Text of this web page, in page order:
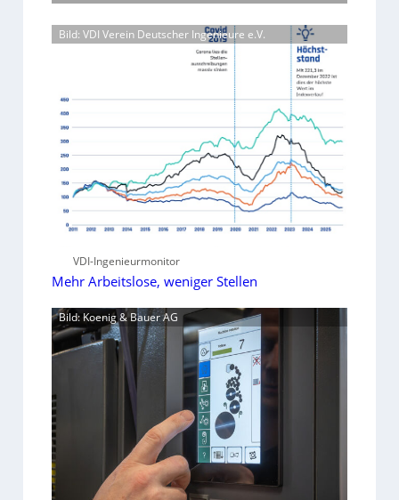
Bild: VDI Verein Deutscher Ingenieure e.V.
VDI-Ingenieurmonitor
Mehr Arbeitslose, weniger Stellen
Bild: Koenig & Bauer AG